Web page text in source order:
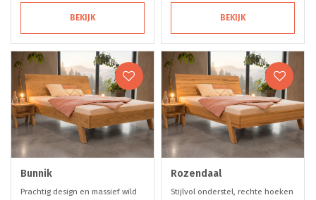
BEKIJK BEKIJK
Bunnik
Prachtig design en massief wild
Rozendaal
Stijlvol onderstel, rechte hoeken